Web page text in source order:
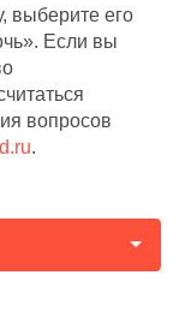
выберите его
Если вы
вопросов
.